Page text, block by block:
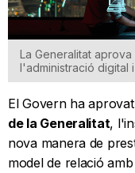
La Generalitat
l'administració digital
El Govern ha
de la Generalitat,
nova manera de
model de relació